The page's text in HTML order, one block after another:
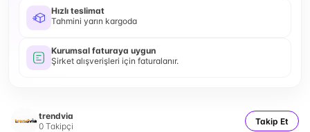
Hızlı teslimat
Tahmini yarın kargoda
Kurumsal faturaya uygun
Şirket alışverişleri için faturalanır.
trendvia
0 Takipçi Takip Et